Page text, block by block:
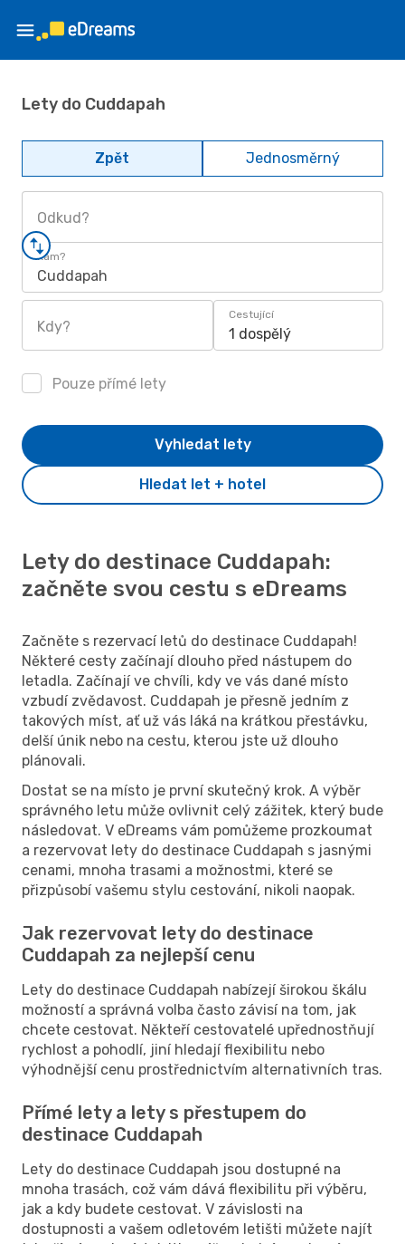
Lety do Cuddapah
Zpět Jednosměrný
Odkud?
Kam?
Cuddapah
Kdy?
Cestující
1 dospělý
Pouze přímé lety
Hledat let + hotel
Vyhledat lety
Lety do destinace Cuddapah:
začněte svou cestu s eDreams
Začněte s rezervací letů do destinace Cuddapah!
Některé cesty začínají dlouho před nástupem do
letadla. Začínají ve chvíli, kdy ve vás dané místo
vzbudí zvědavost. Cuddapah je přesně jedním z
takových míst, ať už vás láká na krátkou přestávku,
delší únik nebo na cestu, kterou jste už dlouho
plánovali.
Dostat se na místo je první skutečný krok. A výběr
správného letu může ovlivnit celý zážitek, který bude
následovat. V eDreams vám pomůžeme prozkoumat
a rezervovat lety do destinace Cuddapah s jasnými
cenami, mnoha trasami a možnostmi, které se
přizpůsobí vašemu stylu cestování, nikoli naopak.
Jak rezervovat lety do destinace
Cuddapah za nejlepší cenu
Lety do destinace Cuddapah nabízejí širokou škálu
možností a správná volba často závisí na tom, jak
chcete cestovat. Někteří cestovatelé upřednostňují
rychlost a pohodlí, jiní hledají flexibilitu nebo
výhodnější cenu prostřednictvím alternativních tras.
Přímé lety a lety s přestupem do
destinace Cuddapah
Lety do destinace Cuddapah jsou dostupné na
mnoha trasách, což vám dává flexibilitu při výběru,
jak a kdy budete cestovat. V závislosti na
dostupnosti a vašem odletovém letišti můžete najít